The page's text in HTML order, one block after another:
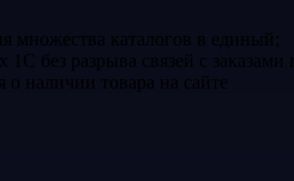
множества каталогов в единый;
без разрыва связей с заказами
о наличии товара на сайте